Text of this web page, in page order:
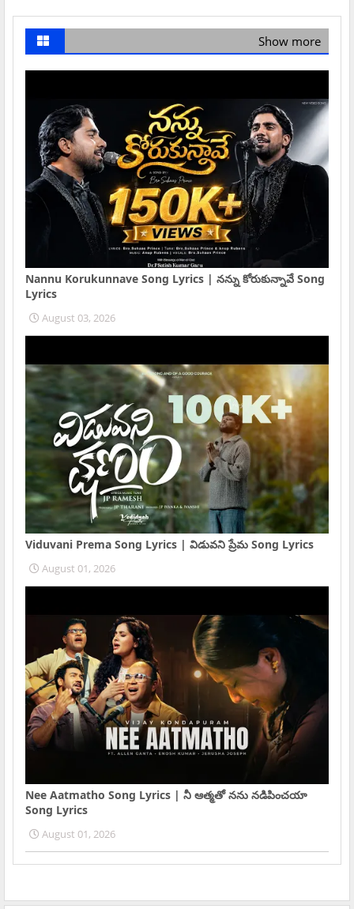
Show more
Nannu Korukunnave Song Lyrics | నన్ను కోరుకున్నావే Song
Lyrics
August 03, 2026
Viduvani Prema Song Lyrics | విడువని ప్రేమ Song Lyrics
August 01, 2026
Nee Aatmatho Song Lyrics | నీ ఆత్మతో నను నడిపించయా
Song Lyrics
August 01, 2026